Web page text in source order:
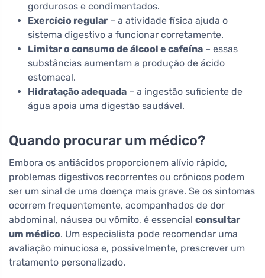
gordurosos e condimentados.
Exercício regular – a atividade física ajuda o
sistema digestivo a funcionar corretamente.
Limitar o consumo de álcool e cafeína – essas
substâncias aumentam a produção de ácido
estomacal.
Hidratação adequada – a ingestão suficiente de
água apoia uma digestão saudável.
Quando procurar um médico?
Embora os antiácidos proporcionem alívio rápido,
problemas digestivos recorrentes ou crônicos podem
ser um sinal de uma doença mais grave. Se os sintomas
ocorrem frequentemente, acompanhados de dor
abdominal, náusea ou vômito, é essencial consultar
um médico. Um especialista pode recomendar uma
avaliação minuciosa e, possivelmente, prescrever um
tratamento personalizado.